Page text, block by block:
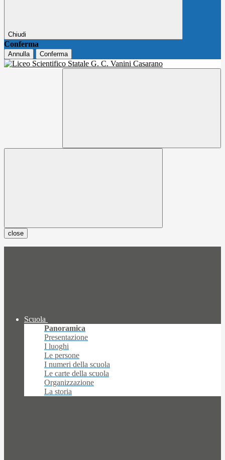
Chiudi
Conferma
Annulla Conferma
close
Scuola
Panoramica
Presentazione
I luoghi
Le persone
I numeri della scuola
Le carte della scuola
Organizzazione
La storia